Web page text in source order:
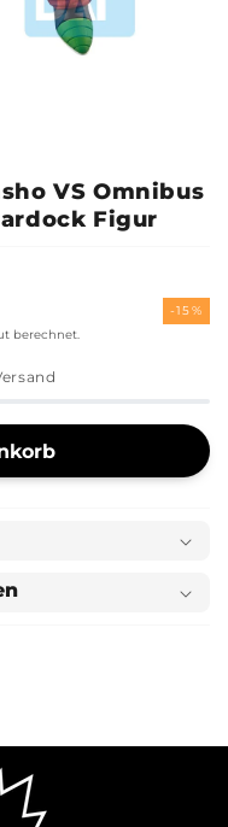
VS Omnibus
Figur
-15%
berechnet.